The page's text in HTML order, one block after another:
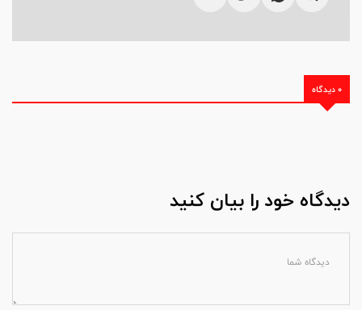
0 دیدگاه
دیدگاه خود را بیان کنید